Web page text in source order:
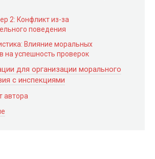
2: Конфликт из-за
поведения
Влияние моральных
на успешность проверок
для организации морального
с инспекциями
автора